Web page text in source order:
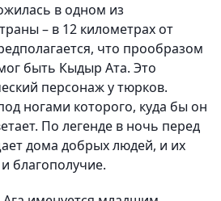
в одном из
– в 12 километрах от
что прообразом
быть Кыдыр Ата. Это
персонаж у тюрков.
ногами которого, куда бы он
По легенде в ночь перед
дома добрых людей, и их
благополучие.